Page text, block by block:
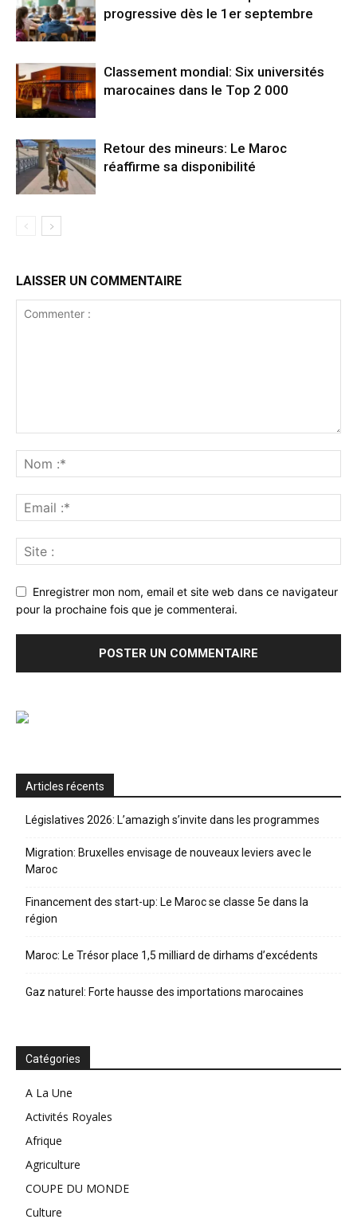
progressive dès le 1er septembre
Classement mondial: Six universités
marocaines dans le Top 2 000
Retour des mineurs: Le Maroc
réaffirme sa disponibilité
LAISSER UN COMMENTAIRE
Enregistrer mon nom, email et site web dans ce navigateur
pour la prochaine fois que je commenterai.
Articles récents
Législatives 2026: L’amazigh s’invite dans les programmes
Migration: Bruxelles envisage de nouveaux leviers avec le
Maroc
Financement des start-up: Le Maroc se classe 5e dans la
région
Maroc: Le Trésor place 1,5 milliard de dirhams d’excédents
Gaz naturel: Forte hausse des importations marocaines
Catégories
A La Une
Activités Royales
Afrique
Agriculture
COUPE DU MONDE
Culture